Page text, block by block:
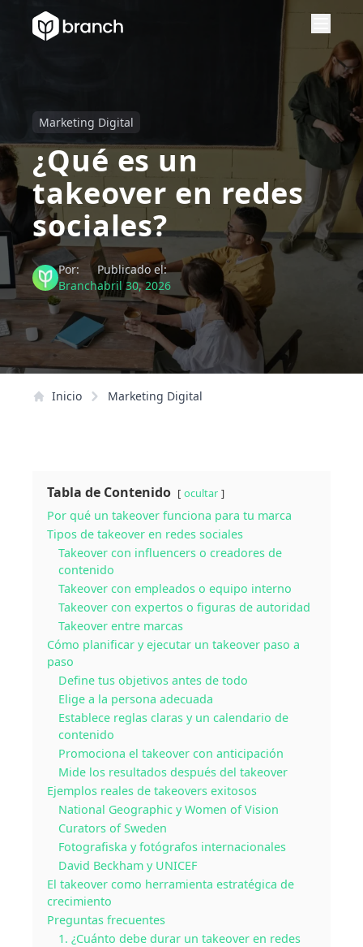
Marketing Digital
¿Qué es un
takeover en redes
sociales?
Por:
Branch
Publicado el:
abril 30, 2026
Inicio Marketing Digital
Tabla de Contenido ocultar
Por qué un takeover funciona para tu marca
Tipos de takeover en redes sociales
Takeover con influencers o creadores de
contenido
Takeover con empleados o equipo interno
Takeover con expertos o figuras de autoridad
Takeover entre marcas
Cómo planificar y ejecutar un takeover paso a
paso
Define tus objetivos antes de todo
Elige a la persona adecuada
Establece reglas claras y un calendario de
contenido
Promociona el takeover con anticipación
Mide los resultados después del takeover
Ejemplos reales de takeovers exitosos
National Geographic y Women of Vision
Curators of Sweden
Fotografiska y fotógrafos internacionales
David Beckham y UNICEF
El takeover como herramienta estratégica de
crecimiento
Preguntas frecuentes
1. ¿Cuánto debe durar un takeover en redes